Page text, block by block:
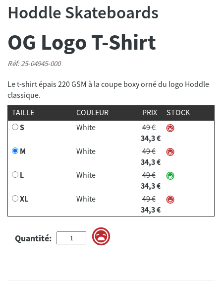
Hoddle Skateboards
OG Logo T-Shirt
Réf: 25-04945-000
Le t-shirt épais 220 GSM à la coupe boxy orné du logo Hoddle
classique.
TAILLE
COULEUR PRIX
STOCK
S
White
49 €
34,3 €
M
White
49 €
34,3 €
L
White
49 €
34,3 €
XL
White
49 €
34,3 €
Quantité: